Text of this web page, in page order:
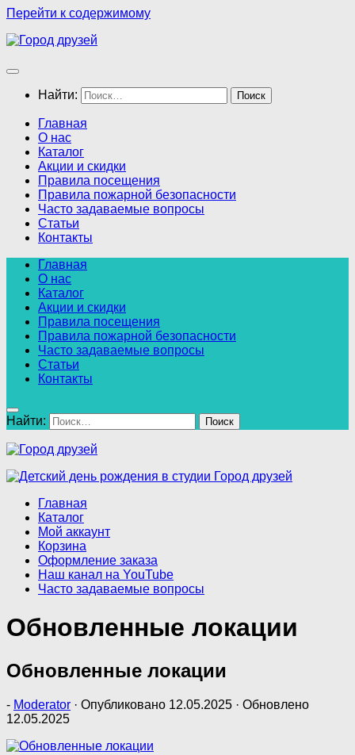
Перейти к содержимому
Найти:
Главная
О нас
Каталог
Акции и скидки
Правила посещения
Правила пожарной безопасности
Часто задаваемые вопросы
Статьи
Контакты
Главная
О нас
Каталог
Акции и скидки
Правила посещения
Правила пожарной безопасности
Часто задаваемые вопросы
Статьи
Контакты
Найти:
Главная
Каталог
Мой аккаунт
Корзина
Оформление заказа
Наш канал на YouTube
Часто задаваемые вопросы
Обновленные локации
Обновленные локации
- Moderator · Опубликовано 12.05.2025 · Обновлено
12.05.2025